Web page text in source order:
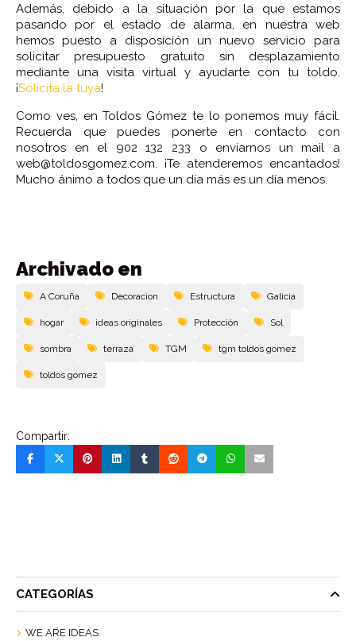
Además, debido a la situación por la que estamos
pasando por el estado de alarma, en nuestra web
hemos puesto a disposición un nuevo servicio para
solicitar presupuesto gratuito sin desplazamiento
mediante una visita virtual y ayudarte con tu toldo.
¡Solicita la tuya!
Como ves, en Toldos Gómez te lo ponemos muy fácil.
Recuerda que puedes ponerte en contacto con
nosotros en el 902 132 233 o enviarnos un mail a
web@toldosgomez.com. ¡Te atenderemos encantados!
Mucho ánimo a todos que un día más es un día menos.
Archivado en
A Coruña Decoracion Estructura Galicia
hogar ideas originales Protección Sol
sombra terraza TGM tgm toldos gomez
toldos gomez
Compartir:
CATEGORÍAS
WE ARE IDEAS